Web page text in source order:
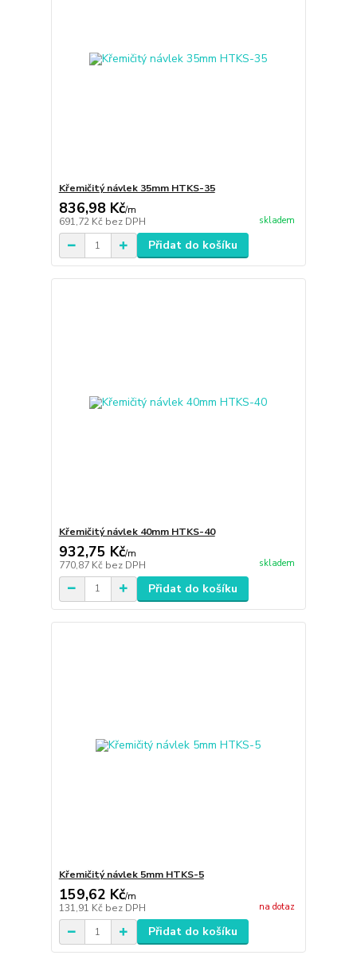
Křemičitý návlek 35mm HTKS-35
836,98 Kč/m
691,72 Kč bez DPH skladem
Přidat do košíku
Křemičitý návlek 40mm HTKS-40
932,75 Kč/m
770,87 Kč bez DPH skladem
Přidat do košíku
Křemičitý návlek 5mm HTKS-5
159,62 Kč/m
131,91 Kč bez DPH na dotaz
Přidat do košíku